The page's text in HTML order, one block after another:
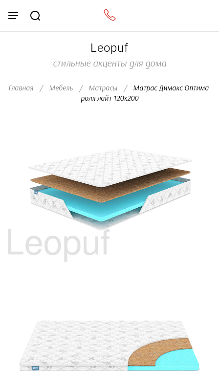
Leopuf
стильные акценты для дома
Главная / Мебель / Матрасы /
  Матрас Димакс Оптима
ролл лайт 120х200